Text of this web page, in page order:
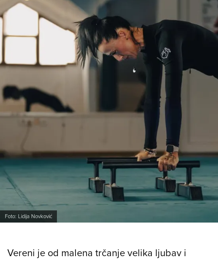
Foto: Lidija Novković